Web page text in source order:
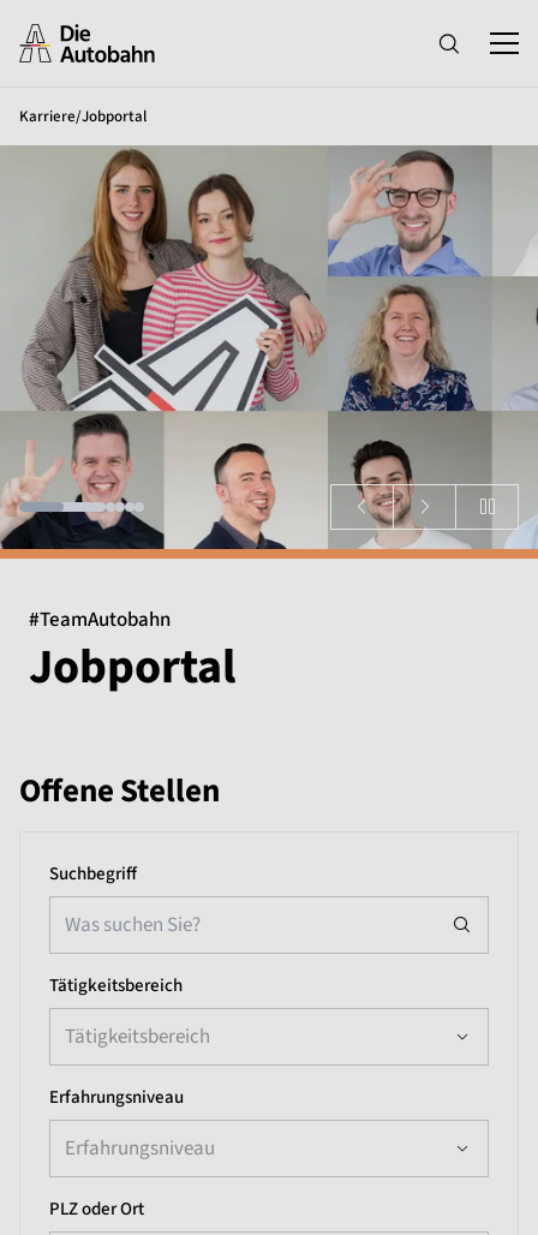
Karriere/Jobportal
#TeamAutobahn
Jobportal
Offene Stellen
Suchbegriff
Tätigkeitsbereich
Tätigkeitsbereich
Erfahrungsniveau
Erfahrungsniveau
PLZ oder Ort